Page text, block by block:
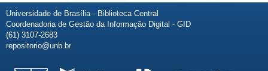
Universidade de Brasília - Biblioteca Central
Coordenadoria de Gestão da Informação Digital - GID
(61) 3107-2683
repositorio@unb.br